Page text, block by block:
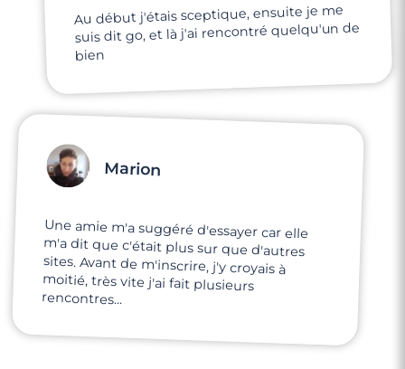
Au début j'étais sceptique, ensuite je me
suis dit go, et là j'ai rencontré quelqu'un de
bien
Marion
Une amie m'a suggéré d'essayer car elle
m'a dit que c'était plus sur que d'autres
sites. Avant de m'inscrire, j'y croyais à
moitié, très vite j'ai fait plusieurs
rencontres...